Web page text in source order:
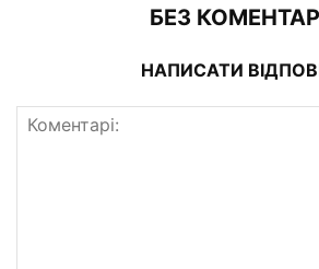
БЕЗ
НАПИСАТИ